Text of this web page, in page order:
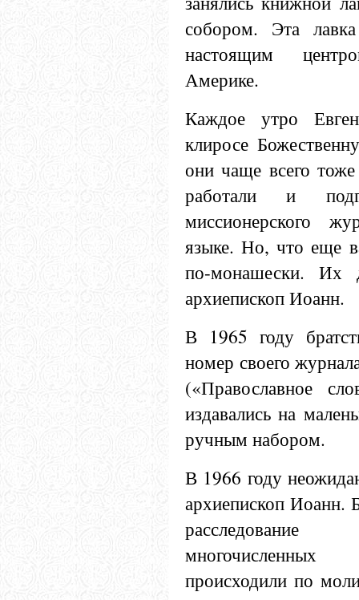
собором. Эта
настоящим
Америке.
Каждое утро
клиросе
они чаще всего
работали и
миссионерского
языке. Но, что еще
по-монашески. Их
архиепископ Иоанн.
В 1965 году
номер своего
(«Православное
издавались на
ручным набором.
В 1966 году
архиепископ Иоанн.
происходили по